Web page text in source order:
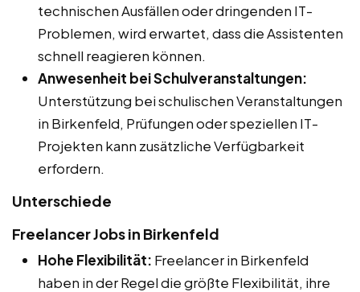
technischen Ausfällen oder dringenden IT-
Problemen, wird erwartet, dass die Assistenten
schnell reagieren können.
Anwesenheit bei Schulveranstaltungen:
Unterstützung bei schulischen Veranstaltungen
in Birkenfeld, Prüfungen oder speziellen IT-
Projekten kann zusätzliche Verfügbarkeit
erfordern.
Unterschiede
Freelancer Jobs in Birkenfeld
Hohe Flexibilität: Freelancer in Birkenfeld
haben in der Regel die größte Flexibilität, ihre